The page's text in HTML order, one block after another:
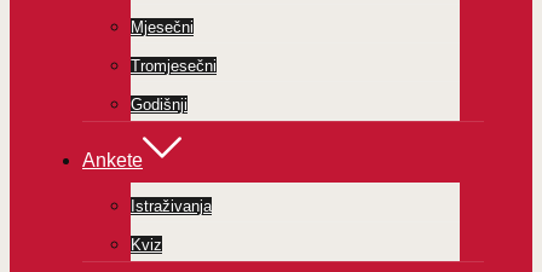
Mjesečni
Tromjesečni
Godišnji
Ankete
Istraživanja
Kviz